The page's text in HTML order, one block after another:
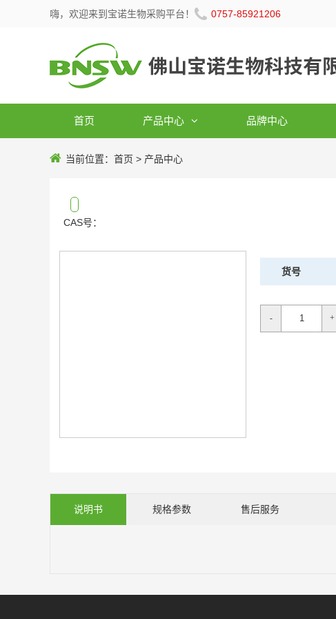
嗨，欢迎来到宝诺生物采购平台！ 0757-85921206
首页 产品中心 品牌中心
当前位置： 首页 > 产品中心
CAS号：
货号
- +
说明书 规格参数 售后服务